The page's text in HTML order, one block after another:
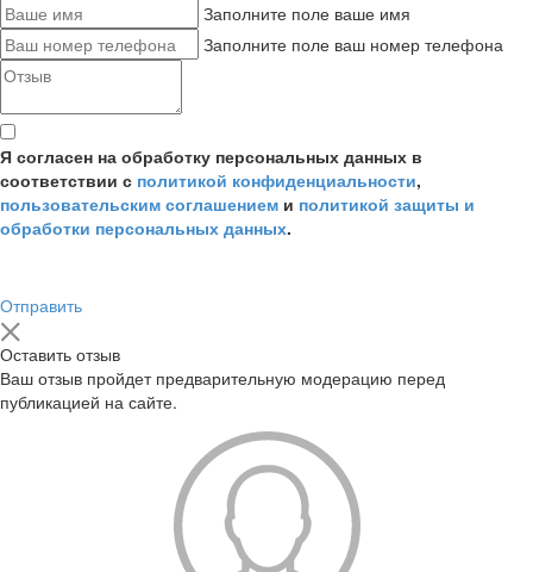
Заполните поле ваше имя
Заполните поле ваш номер телефона
Я согласен на обработку персональных данных в
соответствии с политикой конфиденциальности,
пользовательским соглашением и политикой защиты и
обработки персональных данных.
Отправить
Оставить отзыв
Ваш отзыв пройдет предварительную модерацию перед
публикацией на сайте.